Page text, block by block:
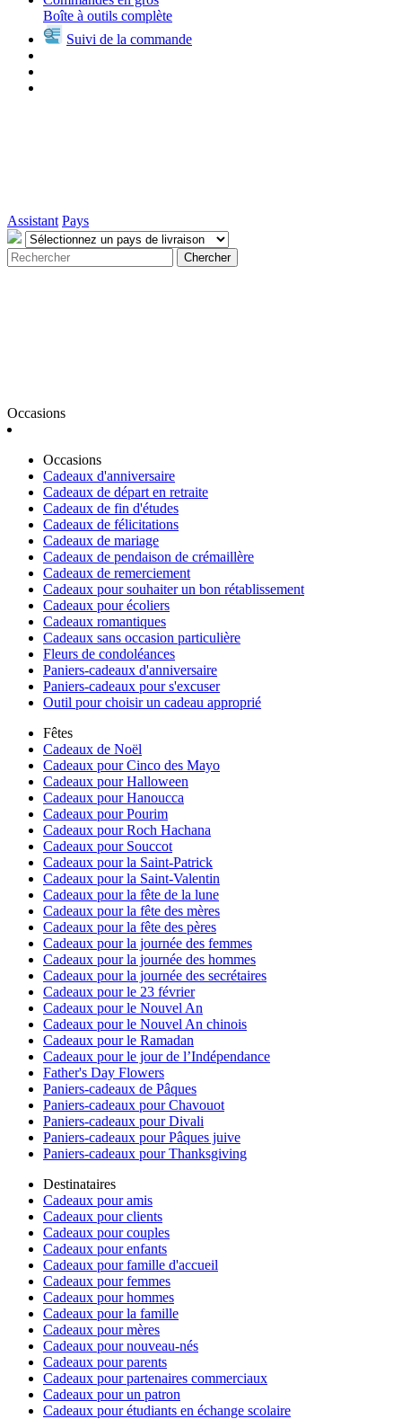
Boîte à outils complète
Suivi de la commande
Assistant Pays
Chercher
Occasions
Occasions
Cadeaux d'anniversaire
Cadeaux de départ en retraite
Cadeaux de fin d'études
Cadeaux de félicitations
Cadeaux de mariage
Cadeaux de pendaison de crémaillère
Cadeaux de remerciement
Cadeaux pour souhaiter un bon rétablissement
Cadeaux pour écoliers
Cadeaux romantiques
Cadeaux sans occasion particulière
Fleurs de condoléances
Paniers-cadeaux d'anniversaire
Paniers-cadeaux pour s'excuser
Outil pour choisir un cadeau approprié
Fêtes
Cadeaux de Noël
Cadeaux pour Cinco des Mayo
Cadeaux pour Halloween
Cadeaux pour Hanoucca
Cadeaux pour Pourim
Cadeaux pour Roch Hachana
Cadeaux pour Souccot
Cadeaux pour la Saint-Patrick
Cadeaux pour la Saint-Valentin
Cadeaux pour la fête de la lune
Cadeaux pour la fête des mères
Cadeaux pour la fête des pères
Cadeaux pour la journée des femmes
Cadeaux pour la journée des hommes
Cadeaux pour la journée des secrétaires
Cadeaux pour le 23 février
Cadeaux pour le Nouvel An
Cadeaux pour le Nouvel An chinois
Cadeaux pour le Ramadan
Cadeaux pour le jour de l’Indépendance
Father's Day Flowers
Paniers-cadeaux de Pâques
Paniers-cadeaux pour Chavouot
Paniers-cadeaux pour Divali
Paniers-cadeaux pour Pâques juive
Paniers-cadeaux pour Thanksgiving
Destinataires
Cadeaux pour amis
Cadeaux pour clients
Cadeaux pour couples
Cadeaux pour enfants
Cadeaux pour famille d'accueil
Cadeaux pour femmes
Cadeaux pour hommes
Cadeaux pour la famille
Cadeaux pour mères
Cadeaux pour nouveau-nés
Cadeaux pour parents
Cadeaux pour partenaires commerciaux
Cadeaux pour un patron
Cadeaux pour étudiants en échange scolaire